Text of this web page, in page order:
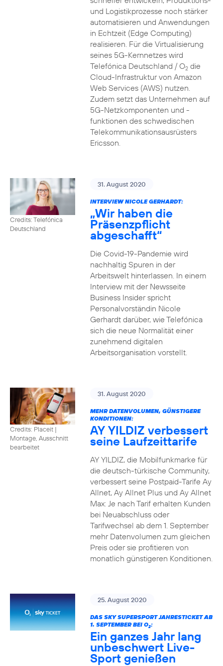
und Logistikprozesse noch stärker
automatisieren und Anwendungen
in Echtzeit (Edge Computing)
realisieren. Für die Virtualisierung
seines 5G-Kernnetzes wird
Telefónica Deutschland / O2die
Cloud-Infrastruktur von Amazon
Web Services (AWS) nutzen.
Zudem setzt das Unternehmen auf
5G-Netzkomponenten und -
funktionen des schwedischen
Telekommunikationsausrüsters
Ericsson.
Credits: Telefónica
Deutschland
31. August 2020
INTERVIEW NICOLE GERHARDT:
„Wir haben die
Präsenzpflicht
abgeschafft“
Die Covid-19-Pandemie wird
nachhaltig Spuren in der
Arbeitswelt hinterlassen. In einem
Interview mit der Newsseite
Business Insider spricht
Personalvorständin Nicole
Gerhardt darüber, wie Telefónica
sich die neue Normalität einer
zunehmend digitalen
Arbeitsorganisation vorstellt.
Credits: Placeit |
Montage, Ausschnitt
bearbeitet
31. August 2020
MEHR DATENVOLUMEN, GÜNSTIGERE
KONDITIONEN:
AY YILDIZ verbessert
seine Laufzeittarife
AY YILDIZ, die Mobilfunkmarke für
die deutsch-türkische Community,
verbessert seine Postpaid-Tarife Ay
Allnet, Ay Allnet Plus und Ay Allnet
Max: Je nach Tarif erhalten Kunden
bei Neuabschluss oder
Tarifwechsel ab dem 1. September
mehr Datenvolumen zum gleichen
Preis oder sie profitieren von
monatlich günstigeren Konditionen.
25. August 2020
DAS SKY SUPERSPORT JAHRESTICKET AB
1. SEPTEMBER BEI O2:
Ein ganzes Jahr lang
unbeschwert Live-
Sport genießen